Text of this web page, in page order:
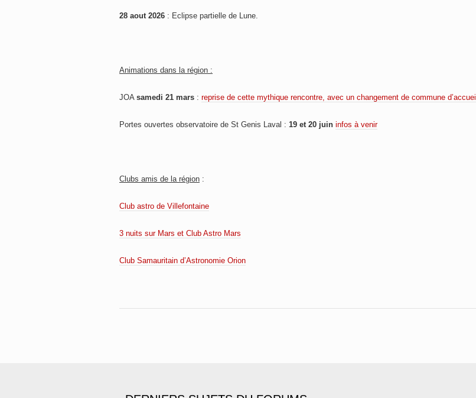
28 aout 2026 : Eclipse partielle de Lune.
Animations dans la région :
JOA samedi 21 mars : reprise de cette mythique rencontre, avec un changement de commune d’accueil
Portes ouvertes observatoire de St Genis Laval : 19 et 20 juin infos à venir
Clubs amis de la région :
Club astro de Villefontaine
3 nuits sur Mars et Club Astro Mars
Club Samauritain d’Astronomie Orion